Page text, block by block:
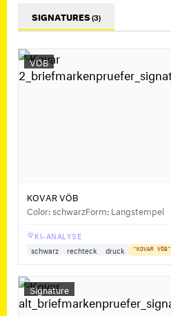
SIGNATURES(3)
VÖB
KOVAR VÖB
Color: schwarzForm: Langstempel
KI-ANALYSE
schwarz
rechteck druck "KOVAR VÖB"
Signature